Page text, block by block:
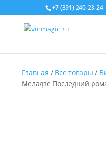
+7 (391) 240-23-24
Главная / Все товары /
Меладзе Последний